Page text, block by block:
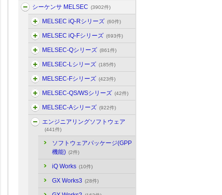
シーケンサ MELSEC (3902件)
MELSEC iQ-Rシリーズ (60件)
MELSEC iQ-Fシリーズ (693件)
MELSEC-Qシリーズ (861件)
MELSEC-Lシリーズ (185件)
MELSEC-Fシリーズ (423件)
MELSEC-QS/WSシリーズ (42件)
MELSEC-Aシリーズ (922件)
エンジニアリングソフトウェア
(441件)
ソフトウェアパッケージ(GPP
機能) (2件)
iQ Works (10件)
GX Works3 (28件)